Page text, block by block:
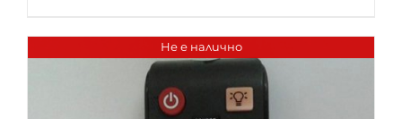
Не е налично